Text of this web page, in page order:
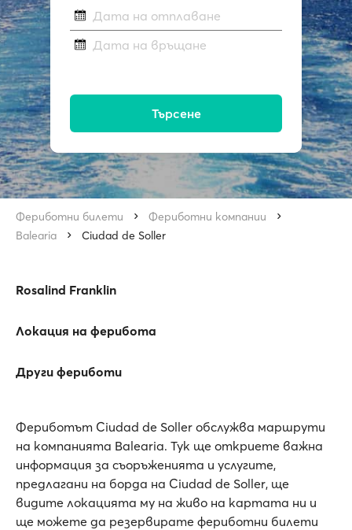
Дата на отплаване
Дата на връщане
Търсене
Фериботни билети
Фериботни компании
Balearia
Ciudad de Soller
Rosalind Franklin
Локация на ферибота
Други фериботи
Фериботът Ciudad de Soller обслужва маршрути
на компанията Balearia. Тук ще откриете важна
информация за съоръженията и услугите,
предлагани на борда на Ciudad de Soller, ще
видите локацията му на живо на картата ни и
ще можете да резервирате фериботни билети